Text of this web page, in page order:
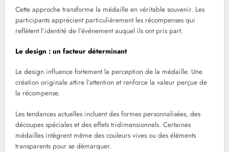
Cette approche transforme la médaille en véritable souvenir. Les
participants apprécient particulièrement les récompenses qui
reflètent l’identité de l’événement auquel ils ont pris part.
Le design : un facteur déterminant
Le design influence fortement la perception de la médaille. Une
création originale attire l’attention et renforce la valeur perçue de
la récompense.
Les tendances actuelles incluent des formes personnalisées, des
découpes spéciales et des effets tridimensionnels. Certaines
médailles intègrent même des couleurs vives ou des éléments
transparents pour se démarquer.